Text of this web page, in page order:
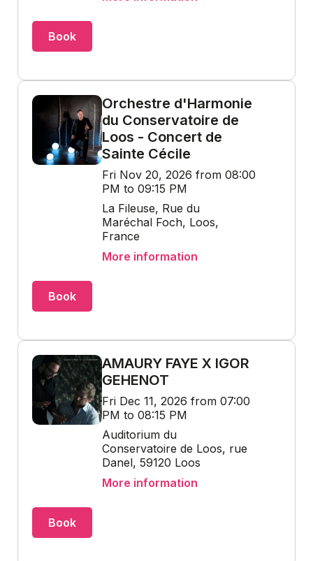
Book
Orchestre d'Harmonie
du Conservatoire de
Loos - Concert de
Sainte Cécile
Fri Nov 20, 2026 from 08:00
PM to 09:15 PM
La Fileuse, Rue du
Maréchal Foch, Loos,
France
More information
Book
AMAURY FAYE X IGOR
GEHENOT
Fri Dec 11, 2026 from 07:00
PM to 08:15 PM
Auditorium du
Conservatoire de Loos, rue
Danel, 59120 Loos
More information
Book